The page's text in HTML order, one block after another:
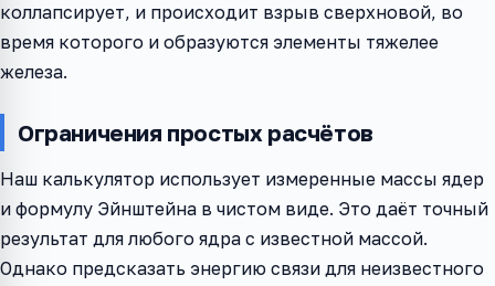
коллапсирует, и происходит взрыв сверхновой, во
время которого и образуются элементы тяжелее
железа.
Ограничения простых расчётов
Наш калькулятор использует измеренные массы ядер
и формулу Эйнштейна в чистом виде. Это даёт точный
результат для любого ядра с известной массой.
Однако предсказать энергию связи для неизвестного